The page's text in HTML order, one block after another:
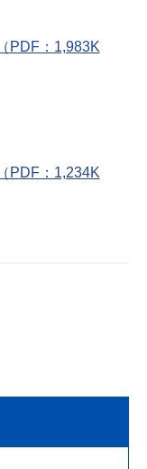
PDF：1,983K
PDF：1,234K